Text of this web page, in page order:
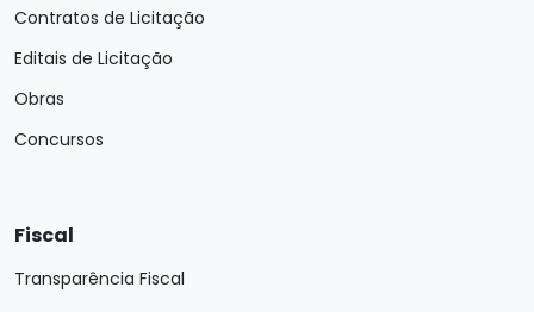
Contratos de Licitação
Editais de Licitação
Obras
Concursos
Fiscal
Transparência Fiscal